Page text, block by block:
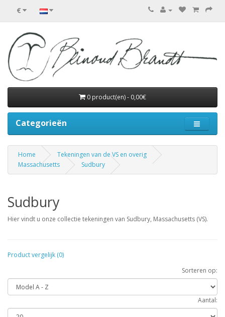
€
0 product(en) - 0,00€
Categorieën
Home
Tekeningen van de VS en overig
Massachusetts
Sudbury
Sudbury
Hier vindt u onze collectie tekeningen van Sudbury, Massachusetts (VS).
Product vergelijk (0)
Sorteren op:
Aantal: